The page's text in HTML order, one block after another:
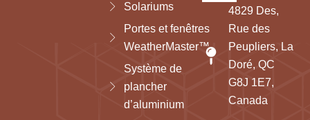
Solariums
Portes et fenêtres
WeatherMaster™
Système de
plancher
d’aluminium
4829 Des,
Rue des
Peupliers, La
Doré, QC
G8J 1E7,
Canada